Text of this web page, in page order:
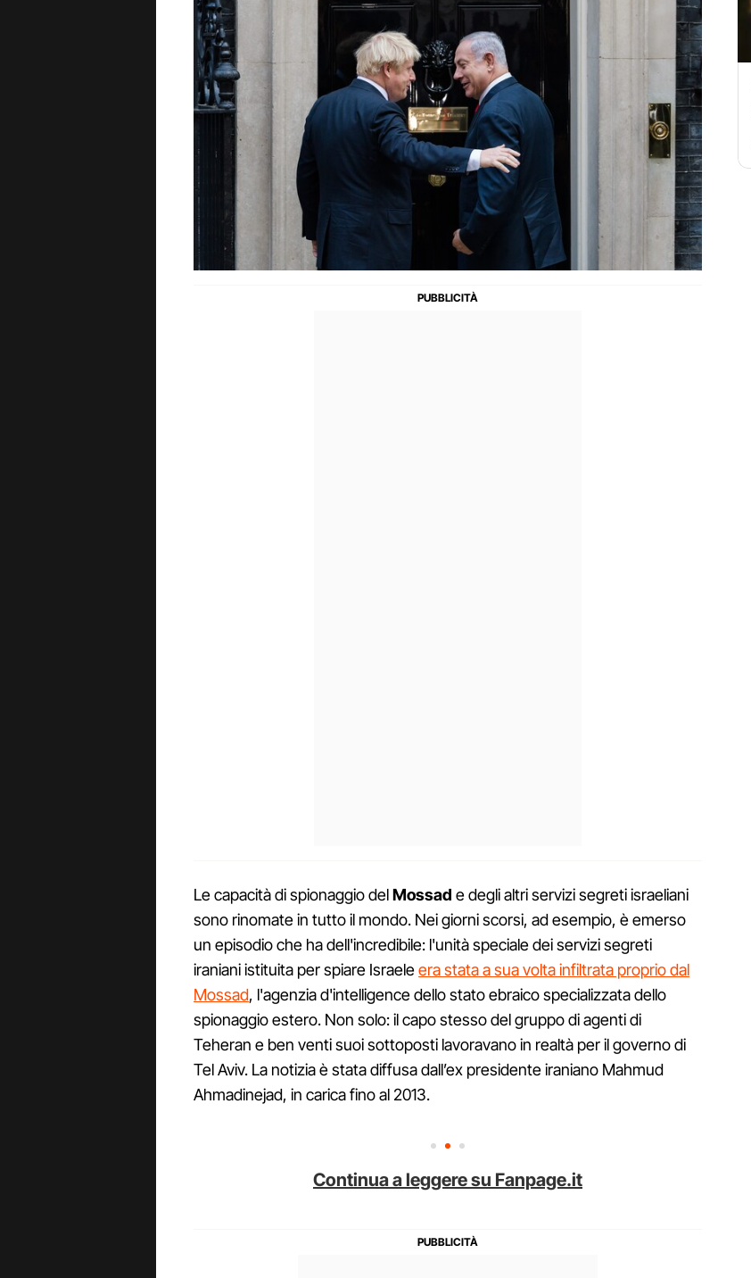
Le capacità di spionaggio delMossad e degli altri servizi segreti israeliani
sono rinomate in tutto il mondo. Nei giorni scorsi, ad esempio, è emerso
un episodio che ha dell'incredibile: l'unità speciale dei servizi segreti
iraniani istituita per spiare Israeleera stata a sua volta infiltrata proprio dal
Mossad, l'agenzia d'intelligence dello stato ebraico specializzata dello
spionaggio estero. Non solo: il capo stesso del gruppo di agenti di
Teheran e ben venti suoi sottoposti lavoravano in realtà per il governo di
Tel Aviv. La notizia è stata diffusa dall’ex presidente iraniano Mahmud
Ahmadinejad, in carica fino al 2013.
Continua a leggere su Fanpage.it